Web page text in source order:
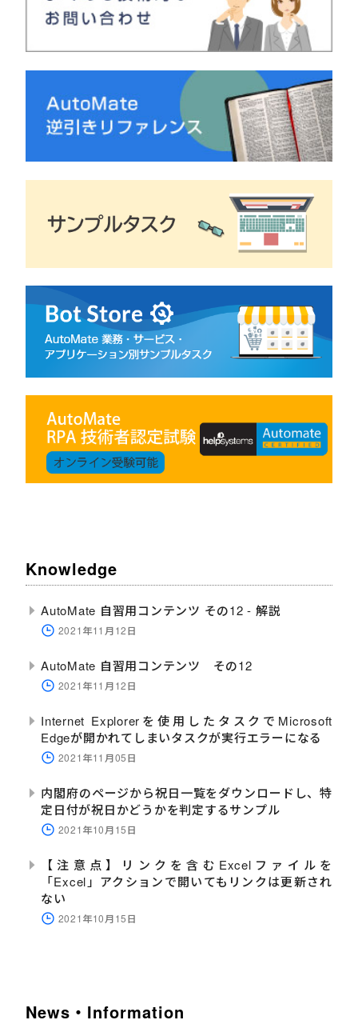
Knowledge
AutoMate 自習用コンテンツ その12 - 解説
2021年11月12日
AutoMate 自習用コンテンツ その12
2021年11月12日
Internet Explorerを使用したタスクでMicrosoft
Edgeが開かれてしまいタスクが実行エラーになる
2021年11月05日
内閣府のページから祝日一覧をダウンロードし、特
定日付が祝日かどうかを判定するサンプル
2021年10月15日
【注意点】リンクを含むExcelファイルを
「Excel」アクションで開いてもリンクは更新され
ない
2021年10月15日
News・Information